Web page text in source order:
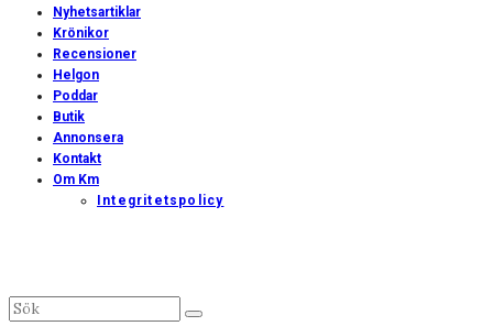
Nyhetsartiklar
Krönikor
Recensioner
Helgon
Poddar
Butik
Annonsera
Kontakt
Om Km
Integritetspolicy